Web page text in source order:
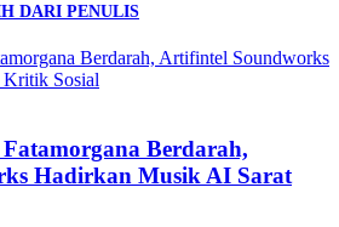
DARI PENULIS
Berdarah,
Hadirkan Musik AI Sarat